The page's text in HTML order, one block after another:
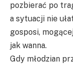
pozbierać po
a sytuacji nie
gosposi,
jak wanna.
Gdy młodzian